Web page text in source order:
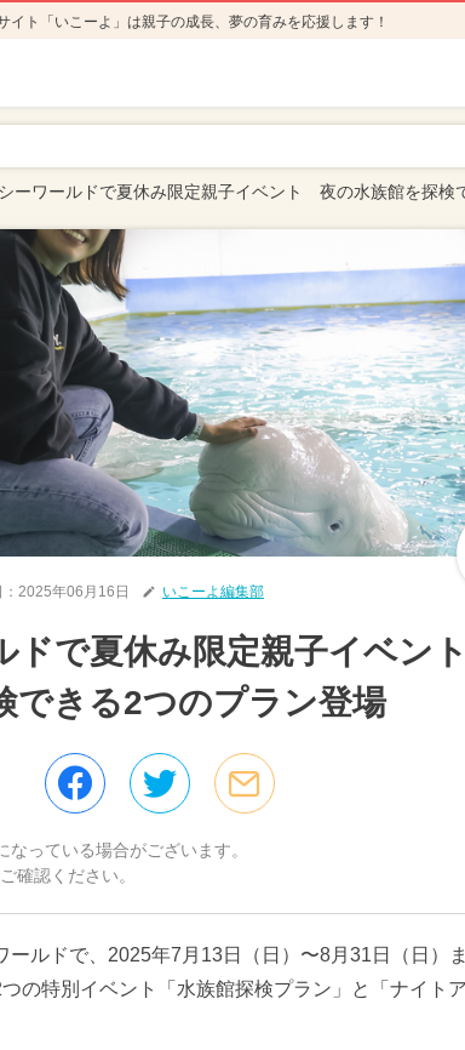
イト「いこーよ」は親子の成長、夢の育みを応援します！
ーワールドで夏休み限定親子イベント 夜の水族館を探検
2025年06月16日 いこーよ編集部
ドで夏休み限定親子イベン
できる2つのプラン登場
っている場合がございます。
確認ください。
ールドで、2025年7月13日（日）〜8月31日（日）
の特別イベント「水族館探検プラン」と「ナイト